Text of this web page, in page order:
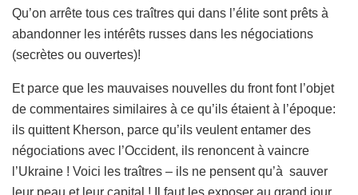
Qu’on arrête tous ces traîtres qui dans l’élite sont prêts à
abandonner les intérêts russes dans les négociations
(secrètes ou ouvertes)!
Et parce que les mauvaises nouvelles du front font l’objet
de commentaires similaires à ce qu’ils étaient à l’époque:
ils quittent Kherson, parce qu’ils veulent entamer des
négociations avec l’Occident, ils renoncent à vaincre
l’Ukraine ! Voici les traîtres – ils ne pensent qu’à sauver
leur peau et leur capital ! Il faut les exposer au grand jour,